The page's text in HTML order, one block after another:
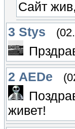
Сайт
3 Stys
2 AEDe
живет!